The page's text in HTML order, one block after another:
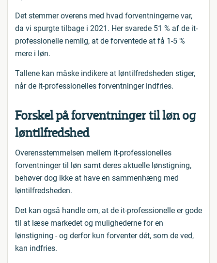
Det stemmer overens med hvad forventningerne var,
da vi spurgte tilbage i 2021. Her svarede 51 % af de it-
professionelle nemlig, at de forventede at få 1-5 %
mere i løn.
Tallene kan måske indikere at løntilfredsheden stiger,
når de it-professionelles forventninger indfries.
Forskel på forventninger til løn og
løntilfredshed
Overensstemmelsen mellem it-professionelles
forventninger til løn samt deres aktuelle lønstigning,
behøver dog ikke at have en sammenhæng med
løntilfredsheden.
Det kan også handle om, at de it-professionelle er gode
til at læse markedet og mulighederne for en
lønstigning - og derfor kun forventer dét, som de ved,
kan indfries.